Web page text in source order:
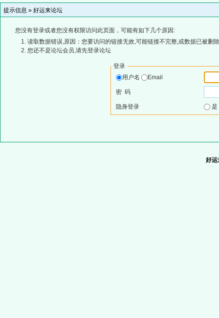
提示信息 » 好运来论坛
您没有登录或者您没有权限访问此页面，可能有如下几个原因:
读取数据错误,原因：您要访问的链接无效,可能链接不完整,或数据已被删
您还不是论坛会员,请先登录论坛
登录
用户名
Email
密 码
隐身登录
好